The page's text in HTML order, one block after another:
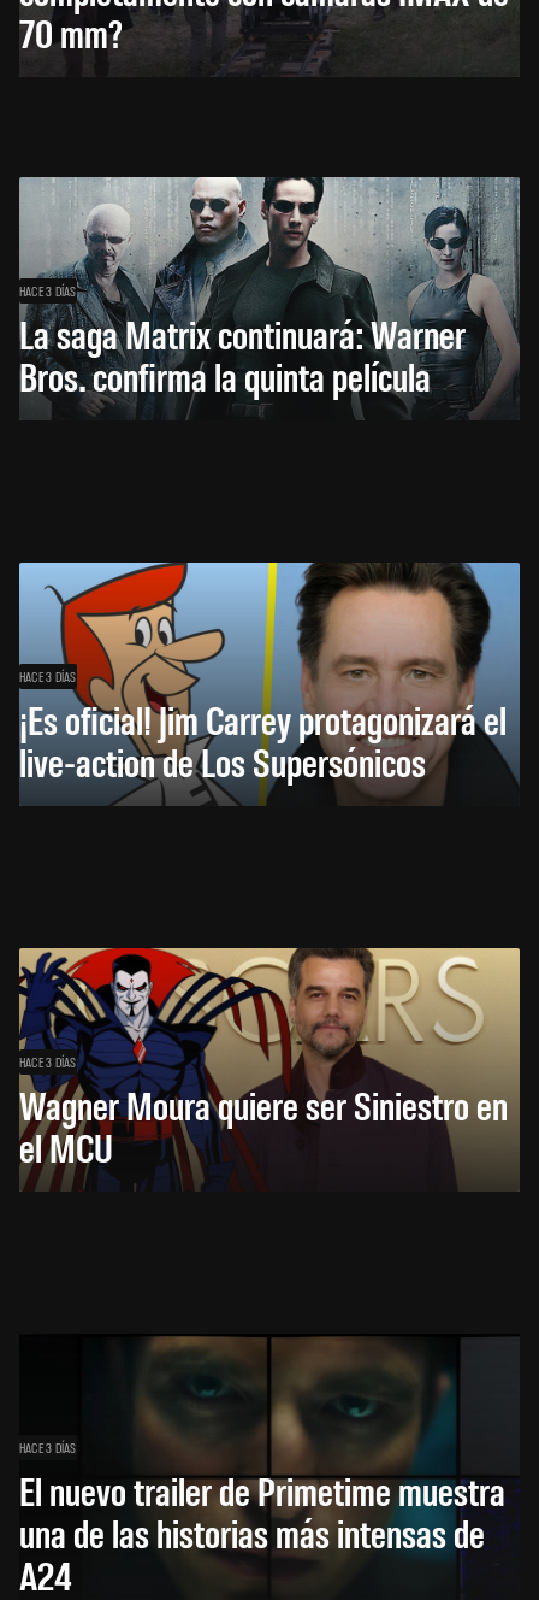
70 mm?
HACE 3 DÍAS
La saga Matrix continuará: Warner
Bros. confirma la quinta película
HACE 3 DÍAS
¡Es oficial! Jim Carrey protagonizará el
live-action de Los Supersónicos
HACE 3 DÍAS
Wagner Moura quiere ser Siniestro en
el MCU
HACE 3 DÍAS
El nuevo trailer de Primetime muestra
una de las historias más intensas de
A24